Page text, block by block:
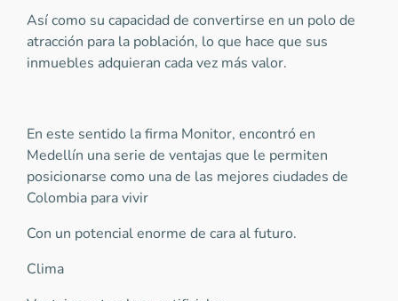
Así como su capacidad de convertirse en un polo de
atracción para la población, lo que hace que sus
inmuebles adquieran cada vez más valor.
En este sentido la firma Monitor, encontró en
Medellín una serie de ventajas que le permiten
posicionarse como una de las mejores ciudades de
Colombia para vivir
Con un potencial enorme de cara al futuro.
Clima